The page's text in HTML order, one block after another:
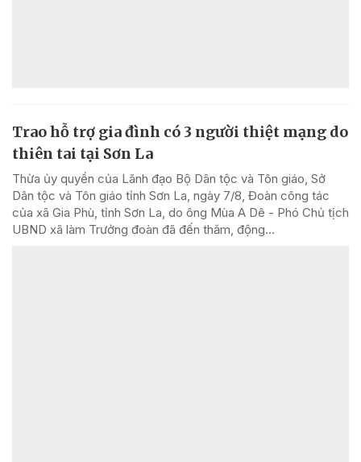
Trao hỗ trợ gia đình có 3 người thiệt mạng do
thiên tai tại Sơn La
Thừa ủy quyền của Lãnh đạo Bộ Dân tộc và Tôn giáo, Sở
Dân tộc và Tôn giáo tỉnh Sơn La, ngày 7/8, Đoàn công tác
của xã Gia Phù, tỉnh Sơn La, do ông Mùa A Dê - Phó Chủ tịch
UBND xã làm Trưởng đoàn đã đến thăm, động...